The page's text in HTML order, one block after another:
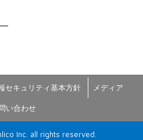
セキュリティ基本方針 メディア
い合わせ
Inc. all rights reserved.